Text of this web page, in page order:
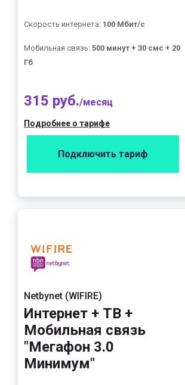
Скорость интернета: 100 Мбит/с
Мобильная связь: 500 минут + 30 смс + 20
Гб
315 руб./месяц
Подробнее о тарифе
Подключить тариф
Netbynet (WIFIRE)
Интернет + ТВ +
Мобильная связь
"Мегафон 3.0
Минимум"